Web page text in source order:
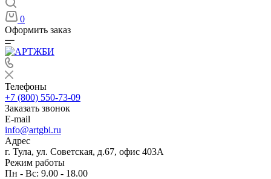
0
Оформить заказ
Телефоны
+7 (800) 550-73-09
Заказать звонок
E-mail
info@artgbi.ru
Адрес
г. Тула, ул. Советская, д.67, офис 403А
Режим работы
Пн - Вс: 9.00 - 18.00